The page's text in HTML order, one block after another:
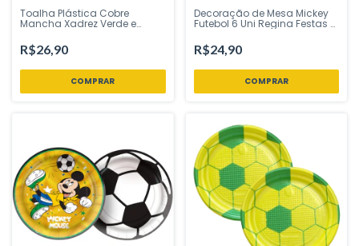
Toalha Plástica Cobre
Mancha Xadrez Verde e
Unidades Campfestas -
Inspire sua Festa Loja
R$26,90
Decoração de Mesa Mickey
Futebol 6 Uni Regina Festas -
R$24,90